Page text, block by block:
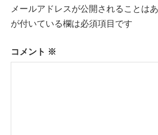
ゲ
シ
メールアドレスが公開されることはあ
が付いている欄は必須項目です
コメント ※